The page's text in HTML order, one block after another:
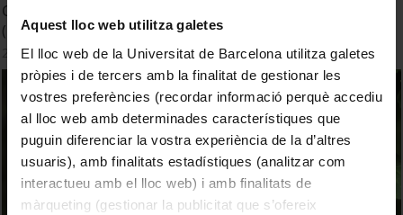
Aquest lloc web utilitza galetes
El lloc web de la Universitat de Barcelona utilitza galetes
pròpies i de tercers amb la finalitat de gestionar les
vostres preferències (recordar informació perquè accediu
al lloc web amb determinades característiques que
puguin diferenciar la vostra experiència de la d’altres
usuaris), amb finalitats estadístiques (analitzar com
interactueu amb el lloc web) i amb finalitats de
màrqueting (gestionar la publicitat que s’ofereix
Corretjola farinosa 'Convolvulus farinosus
(Convolvulaceae)'
27 setembre, 2022